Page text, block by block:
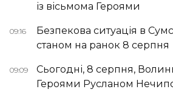
із вісьмома Героями
09:16
Безпекова ситуація в
станом на ранок 8 серпня
09:09
Сьогодні, 8 серпня,
Героями Русланом